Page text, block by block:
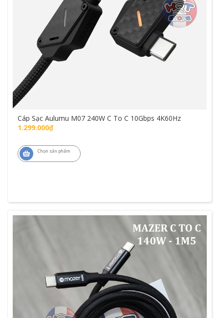
Cáp Sạc Aulumu M07 240W C To C 10Gbps 4K60Hz
1.299.000₫
Chọn sản phẩm